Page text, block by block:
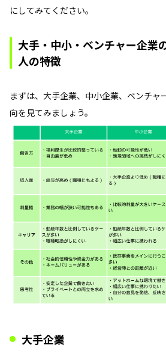
にしてみてください。
大手・中小・ベンチャー企業
人の特徴
まずは、大手企業、中小企業、ベンチャ
向を見てみましょう。
大手企業